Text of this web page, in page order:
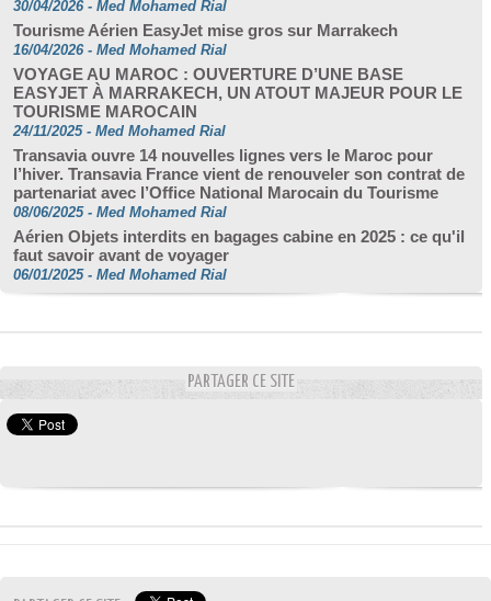
30/04/2026 - Med Mohamed Rial
Tourisme Aérien EasyJet mise gros sur Marrakech
16/04/2026 - Med Mohamed Rial
VOYAGE AU MAROC : OUVERTURE D’UNE BASE
EASYJET À MARRAKECH, UN ATOUT MAJEUR POUR LE
TOURISME MAROCAIN
24/11/2025 - Med Mohamed Rial
Transavia ouvre 14 nouvelles lignes vers le Maroc pour
l’hiver. Transavia France vient de renouveler son contrat de
partenariat avec l’Office National Marocain du Tourisme
08/06/2025 - Med Mohamed Rial
Aérien Objets interdits en bagages cabine en 2025 : ce qu'il
faut savoir avant de voyager
06/01/2025 - Med Mohamed Rial
PARTAGER CE SITE